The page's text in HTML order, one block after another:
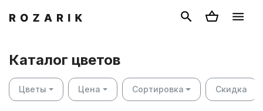
Каталог цветов
Цветы Цена Сортировка Скидка